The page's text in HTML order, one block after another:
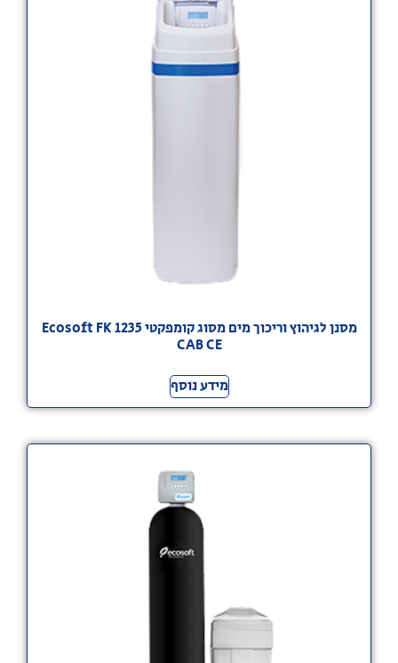
מסנן לגיהוץ וריכוך מים מסוג קומפקטי Ecosoft FK 1235
CAB CE
מידע נוסף